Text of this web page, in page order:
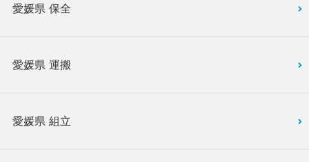
愛媛県 保全
愛媛県 運搬
愛媛県 組立